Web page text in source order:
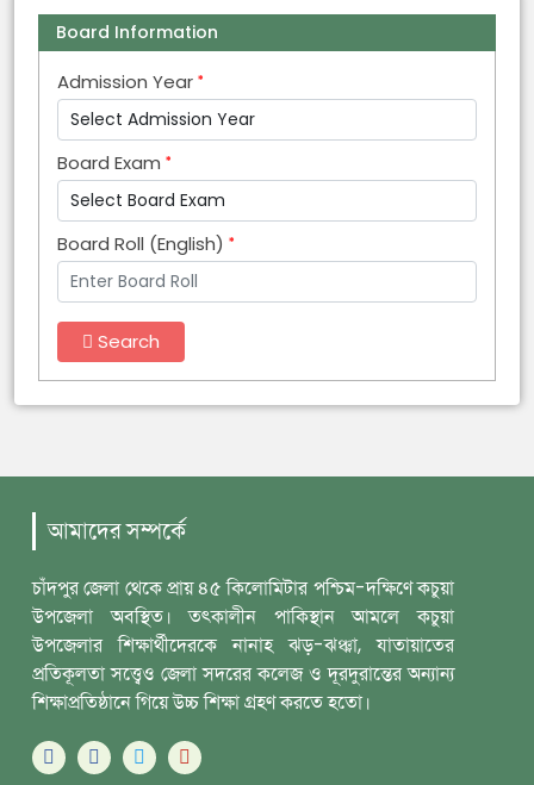
Board Information
Admission Year
Board Exam
Board Roll (English)
Search
আমাদের সম্পর্কে
চাঁদপুর জেলা থেকে প্রায় ৪৫ কিলোমিটার পশ্চিম-দক্ষিণে কচুয়া
উপজেলা অবস্থিত। তৎকালীন পাকিস্থান আমলে কচুয়া
উপজেলার শিক্ষার্থীদেরকে নানাহ ঝড়-ঝঞ্ঝা, যাতায়াতের
প্রতিকূলতা সত্ত্বেও জেলা সদরের কলেজ ও দূরদুরান্তের অন্যান্য
শিক্ষাপ্রতিষ্ঠানে গিয়ে উচ্চ শিক্ষা গ্রহণ করতে হতো।